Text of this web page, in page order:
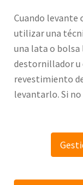
¿Necesita ayuda?
Cuando levante
utilizar una
una lata o bolsa
destornillador u
revestimiento
levantarlo. Si